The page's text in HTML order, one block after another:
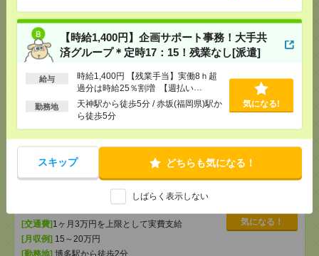
【時給1,400円】企画サポート事務！大手共
済グループ＊定時17：15！残業なし[派遣]
給与
時給1,400円 【残業手当】実働8ｈ超
過分は時給25％割増 【週払い
OK】 毎週金曜日がお給料日!! 急な出
費が発生しても安心 【月収例】 約21
勤務地
天神駅から徒歩5分 / 赤坂(福岡県)駅か
ら徒歩5分
気になる!
スキップ どちらも気になる！
しばらく表示しない
[給 与]時給1,400円 【残業手当】実働8ｈ超過分
は時給25％割増 【週払いOK】 毎週金曜日がお給
料日!! 急な出費が発生しても安心 【月収例】 約21
万3000円 （21日勤務で計算）
支給あり（規定あり）
天神駅から徒歩5分/赤坂(福岡県)駅から徒
▼服装自由＊博多で一般事務[派遣]
時給1250円 月収例 18万円 時給1250円×
はありません。※給与即受取りサービス利用可（利
[交通費] 1ヶ月3万円を上限として実費支給
[月収例] 15～20万円
[勤務地] 博多駅から徒歩2分
気になる！